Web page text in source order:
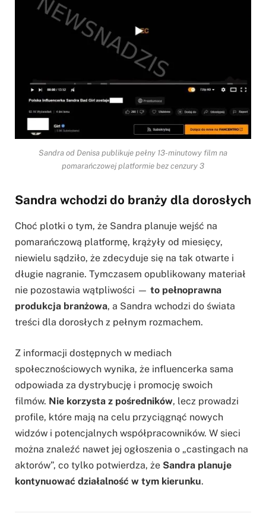
Sandra od Denisa publikuje pełny 13-minutowy film na
pomarańczowej platformie bez cenzury 3
Sandra wchodzi do branży dla dorosłych
Choć plotki o tym, że Sandra planuje wejść na
pomarańczową platformę, krążyły od miesięcy,
niewielu sądziło, że zdecyduje się na tak otwarte i
długie nagranie. Tymczasem opublikowany materiał
nie pozostawia wątpliwości — to pełnoprawna
produkcja branżowa, a Sandra wchodzi do świata
treści dla dorosłych z pełnym rozmachem.
Z informacji dostępnych w mediach
społecznościowych wynika, że influencerka sama
odpowiada za dystrybucję i promocję swoich
filmów. Nie korzysta z pośredników, lecz prowadzi
profile, które mają na celu przyciągnąć nowych
widzów i potencjalnych współpracowników. W sieci
można znaleźć nawet jej ogłoszenia o „castingach na
aktorów”, co tylko potwierdza, że Sandra planuje
kontynuować działalność w tym kierunku.